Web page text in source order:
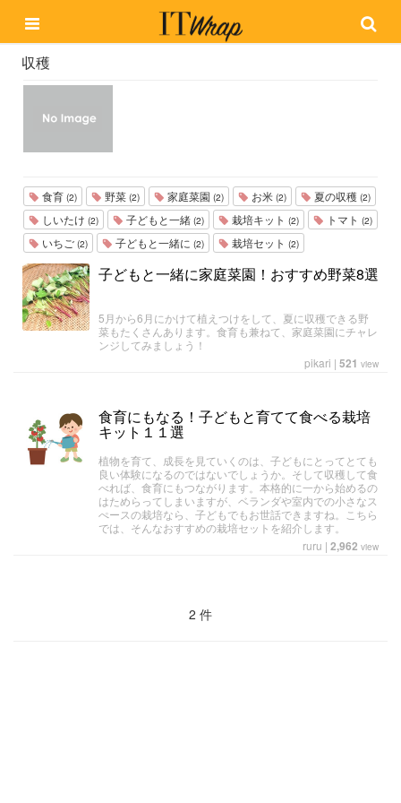
収穫
食育 (2) 野菜 (2) 家庭菜園 (2) お米 (2) 夏の収穫 (2)
しいたけ (2) 子どもと一緒 (2) 栽培キット (2) トマト (2)
いちご (2) 子どもと一緒に (2) 栽培セット (2)
子どもと一緒に家庭菜園！おすすめ野菜8選
5月から6月にかけて植えつけをして、夏に収穫できる野
菜もたくさんあります。食育も兼ねて、家庭菜園にチャレ
ンジしてみましょう！
pikari | 521 view
食育にもなる！子どもと育てて食べる栽培
キット１１選
植物を育て、成長を見ていくのは、子どもにとってとても
良い体験になるのではないでしょうか。そして収穫して食
べれば、食育にもつながります。本格的に一から始めるの
はためらってしまいますが、ベランダや室内での小さなス
ぺースの栽培なら、子どもでもお世話できますね。こちら
では、そんなおすすめの栽培セットを紹介します。
ruru | 2,962 view
2 件